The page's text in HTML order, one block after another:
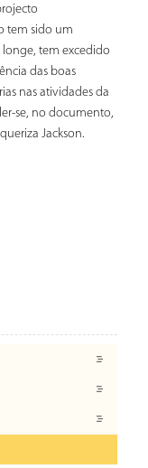
tem sido um
longe, tem excedido
das boas
nas atividades da
se, no documento,
Jackson.